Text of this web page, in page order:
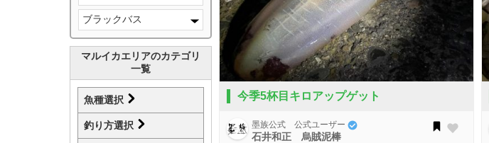
ブラックバス
マルイカエリアのカテゴリ
一覧
魚種選択
釣り方選択
今季5杯目キロアップゲット
墨族公式 公式ユーザー
石井和正 烏賊泥棒